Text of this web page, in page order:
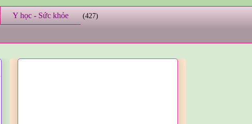
Y học - Sức khỏe (427)